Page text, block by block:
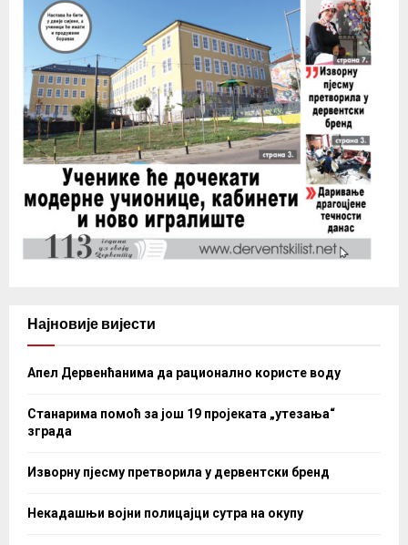
Најновије вијести
Апел Дервенћанима да рационално користе воду
Станарима помоћ за још 19 пројеката „утезања“
зграда
Изворну пјесму претворила у дервентски бренд
Некадашњи војни полицајци сутра на окупу